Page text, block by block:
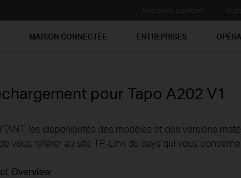
MAISON CONNECTÉE ENTREPRISES
pour Tapo A202 V1
les disponibilités des modèles et des versions
vous référer au site TP-Link du pays qui vous concerne.
Overview